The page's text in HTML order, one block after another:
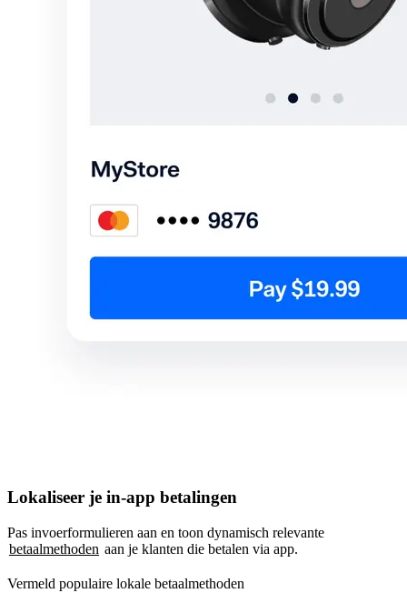
Lokaliseer je in-app betalingen
Pas invoerformulieren aan en toon dynamisch relevante
betaalmethoden aan je klanten die betalen via app.
Vermeld populaire lokale betaalmethoden